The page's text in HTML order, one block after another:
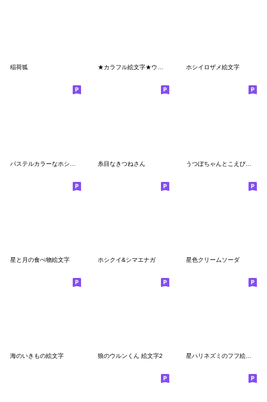
稲荷狐 ★カラフル絵文字★ウミウシさん ホシイロザメ絵文字
糸目なきつねさん うつぼちゃんとこえびちゃん絵文字
星と月の食べ物絵文字 ホシクイ&シマエナガ 星色クリームソーダ
海のいきもの絵文字 狼のウルンくん 絵文字2 星ハリネズミのフフ絵文字